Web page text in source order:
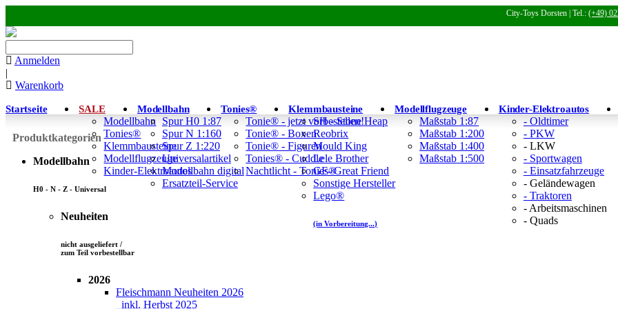
City-Toys Dorsten | Tel.: (+49)
Anmelden
|
Warenkorb
Startseite SALE
Modellbahn
Tonies®
Klemmbausteine
Modellflugzeuge
Kinder-Elektroautos
Modellbahn
Spur H0 1:87
Spur N 1:160
Spur Z 1:220
Universalartikel
Modellbahn digital
Ersatzteil-Service
Tonies®
Tonie® - jetzt vorbestellen!
Tonie® - Boxen
Tonie® - Figuren
Tonies® - Cuddle
Nachtlicht - Tonies®
Klemmbausteine
SH - Stone Heap
Reobrix
Mould King
Lele Brother
GF- Great Friend
Sonstige Hersteller
Lego®
(in Vorbereitung...)
Modellflugzeuge
Maßstab 1:87
Maßstab 1:200
Maßstab 1:400
Maßstab 1:500
Kinder-Elektroautos
- Oldtimer
- PKW
- LKW
- Sportwagen
- Einsatzfahrzeuge
- Geländewagen
- Traktoren
- Arbeitsmaschinen
- Quads
Produktkategorien
Modellbahn
H0 - N - Z - Universal
Neuheiten
nicht ausgeliefert /
zum Teil vorbestellbar
2026
Fleischmann Neuheiten 2026
inkl. Herbst 2025